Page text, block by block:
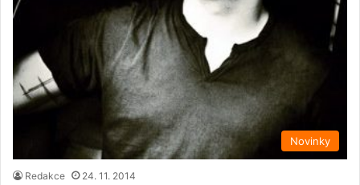
Novinky
Redakce 24. 11. 2014